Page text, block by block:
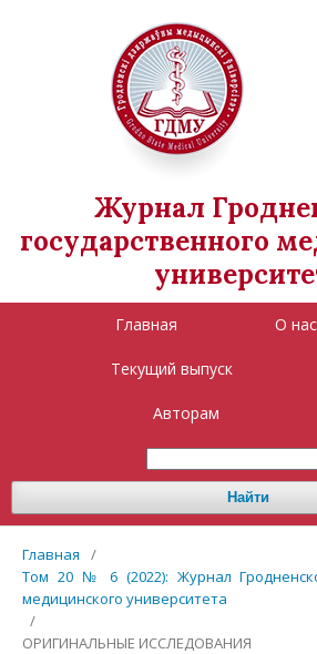
Журнал
государственного
Главная О нас
Текущий выпуск
Авторам
Найти
Главная /
Том 20 № 6 (2022): Журнал
медицинского университета
/
ОРИГИНАЛЬНЫЕ ИССЛЕДОВАНИЯ